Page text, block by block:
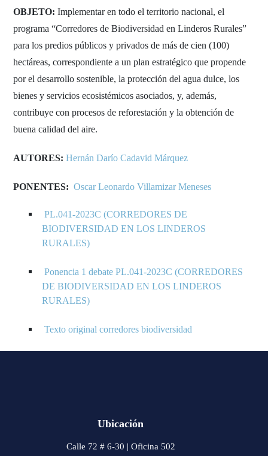
OBJETO: Implementar en todo el territorio nacional, el
programa “Corredores de Biodiversidad en Linderos Rurales”
para los predios públicos y privados de más de cien (100)
hectáreas, correspondiente a un plan estratégico que propende
por el desarrollo sostenible, la protección del agua dulce, los
bienes y servicios ecosistémicos asociados, y, además,
contribuye con procesos de reforestación y la obtención de
buena calidad del aire.
AUTORES: Hernán Darío Cadavid Márquez
PONENTES: Oscar Leonardo Villamizar Meneses
PL.041-2023C (CORREDORES DE
BIODIVERSIDAD EN LOS LINDEROS
RURALES)
Ponencia 1 debate PL.041-2023C (CORREDORES
DE BIODIVERSIDAD EN LOS LINDEROS
RURALES)
Texto original corredores biodiversidad
Ubicación
Calle 72 # 6-30 | Oficina 502